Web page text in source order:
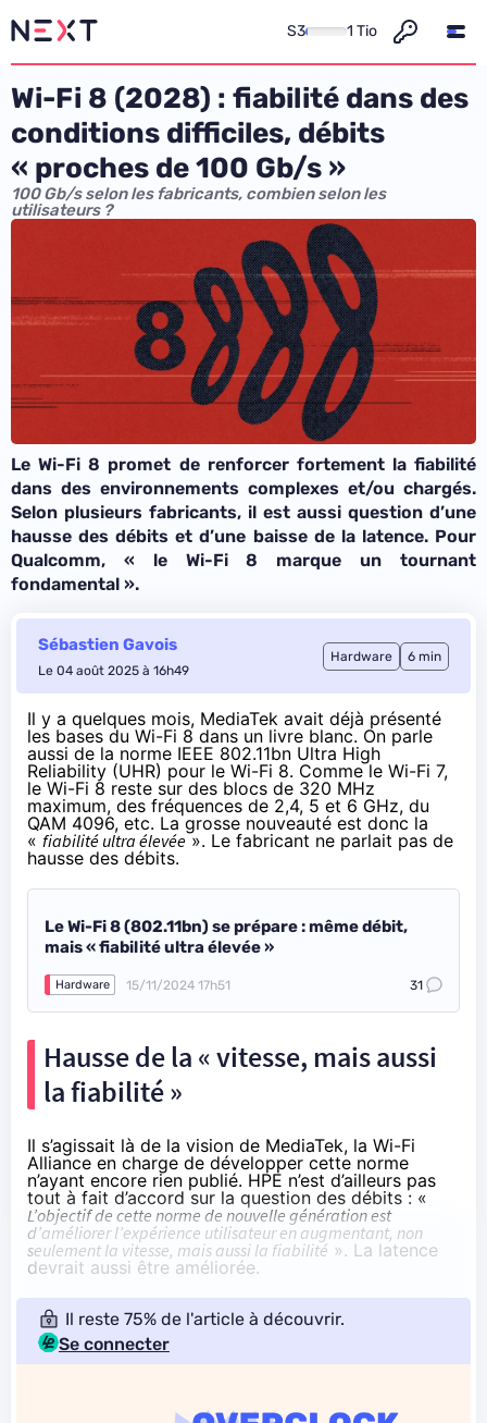
S3 1 Tio
Wi-Fi 8 (2028) : fiabilité dans des
conditions difficiles, débits
« proches de 100 Gb/s »
100 Gb/s selon les fabricants, combien selon les
utilisateurs ?
Le Wi-Fi 8 promet de renforcer fortement la fiabilité
dans des environnements complexes et/ou chargés.
Selon plusieurs fabricants, il est aussi question d’une
hausse des débits et d’une baisse de la latence. Pour
Qualcomm, « le Wi-Fi 8 marque un tournant
fondamental ».
Sébastien Gavois
Le 04 août 2025 à 16h49
Hardware 6 min
Il y a quelques mois, MediaTek avait déjà présenté
les bases du Wi-Fi 8 dans un livre blanc. On parle
aussi de la norme IEEE 802.11bn Ultra High
Reliability (UHR) pour le Wi-Fi 8. Comme le Wi-Fi 7,
le Wi-Fi 8 reste sur des blocs de 320 MHz
maximum, des fréquences de 2,4, 5 et 6 GHz, du
QAM 4096, etc. La grosse nouveauté est donc la
« fiabilité ultra élevée». Le fabricant ne parlait pas de
hausse des débits.
Le Wi-Fi 8 (802.11bn) se prépare : même débit,
mais « fiabilité ultra élevée »
Hardware 15/11/2024 17h51 31
Hausse de la « vitesse, mais aussi
la fiabilité »
Il s’agissait là de la vision de MediaTek, la Wi-Fi
Alliance en charge de développer cette norme
n’ayant encore rien publié. HPE n’est d’ailleurs pas
tout à fait d’accord sur la question des débits : «
L’objectif de cette norme de nouvelle génération est
d’améliorer l’expérience utilisateur en augmentant, non
seulement la vitesse, mais aussi la fiabilité ». La latence
devrait aussi être améliorée.
Il reste 75% de l'article à découvrir.
Se connecter